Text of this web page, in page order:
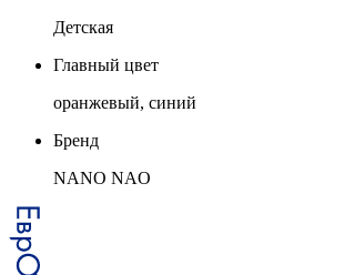
Детская
Главный цвет
оранжевый, синий
Бренд
NANO NAO